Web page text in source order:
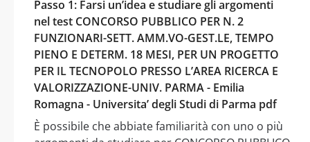
Passo 1: Farsi un’idea e studiare gli argomenti
nel test CONCORSO PUBBLICO PER N. 2
FUNZIONARI-SETT. AMM.VO-GEST.LE, TEMPO
PIENO E DETERM. 18 MESI, PER UN PROGETTO
PER IL TECNOPOLO PRESSO L’AREA RICERCA E
VALORIZZAZIONE-UNIV. PARMA - Emilia
Romagna - Universita’ degli Studi di Parma pdf
È possibile che abbiate familiarità con uno o più